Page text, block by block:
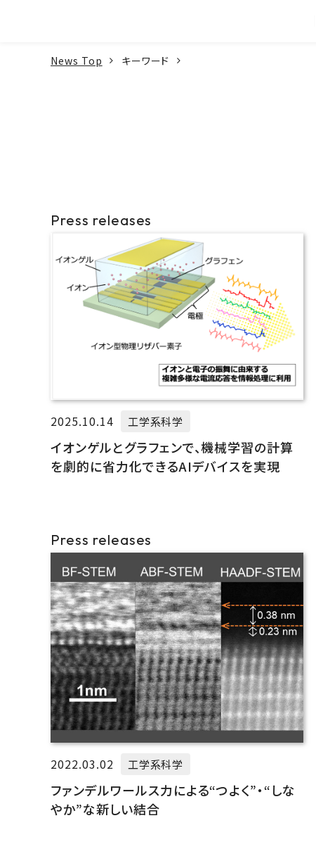
News Top キーワード
Press releases
2025.10.14 工学系科学
イオンゲルとグラフェンで、機械学習の計算
を劇的に省力化できるAIデバイスを実現
Press releases
2022.03.02 工学系科学
ファンデルワールス力による“つよく”・“しな
やか”な新しい結合